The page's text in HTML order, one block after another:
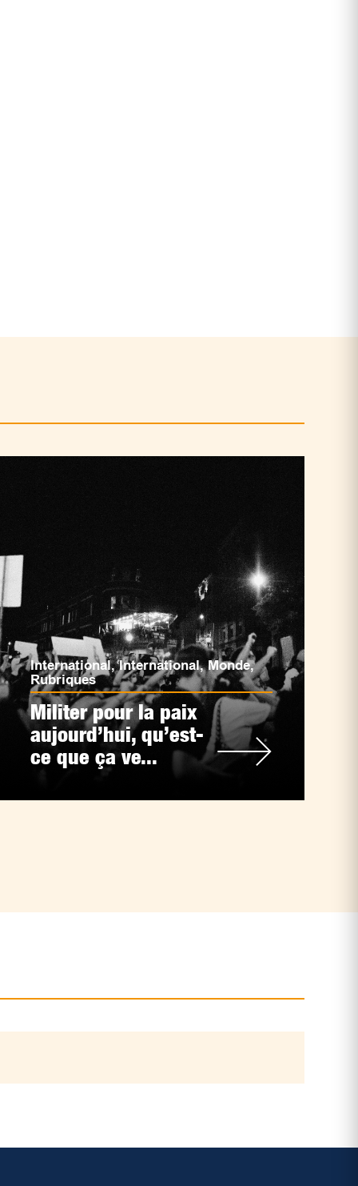
International,International,Monde,
Rubriques
Militer pour la paix
aujourd’hui, qu’est-
ce que ça ve...